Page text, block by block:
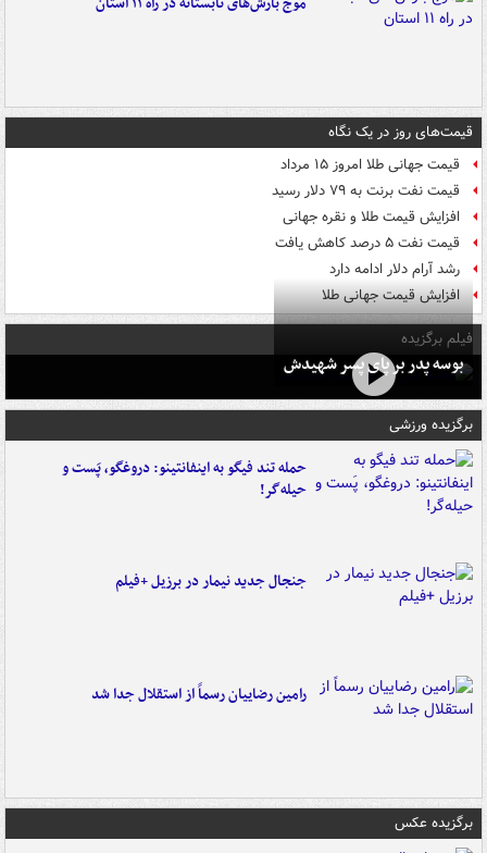
قیمت‌های روز در یک نگاه
قیمت جهانی طلا امروز ۱۵ مرداد
قیمت نفت برنت به ۷۹ دلار رسید
افزایش قیمت طلا و نقره جهانی
قیمت نفت ۵ درصد کاهش یافت
رشد آرام دلار ادامه دارد
افزایش قیمت جهانی طلا
فیلم برگزیده
بوسه‌ پدر بر پای پسر شهیدش
برگزیده ورزشی
حمله تند فیگو به اینفانتینو: دروغگو، پَست‌ و
حیله‌گر!
جنجال جدید نیمار در برزیل +فیلم
رامین رضاییان رسماً از استقلال جدا شد
برگزیده عکس